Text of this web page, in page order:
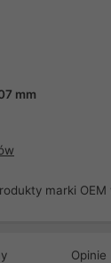
mm
Opinie